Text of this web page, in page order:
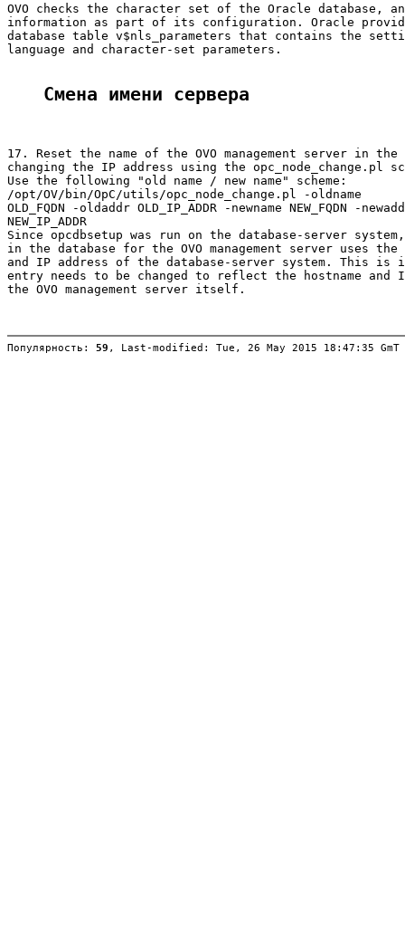
OVO checks the character set of the Oracle database,
information as part of its configuration. Oracle
database table v$nls_parameters that contains the
language and character-set parameters.
Смена имени сервера
17. Reset the name of the OVO management server in the
changing the IP address using the opc_node_change.pl
Use the following "old name / new name" scheme:
/opt/OV/bin/OpC/utils/opc_node_change.pl -oldname
OLD_FQDN -oldaddr OLD_IP_ADDR -newname NEW_FQDN -
NEW_IP_ADDR
Since opcdbsetup was run on the database-server
in the database for the OVO management server uses the
and IP address of the database-server system. This is
entry needs to be changed to reflect the hostname and
the OVO management server itself.
Популярность: 59